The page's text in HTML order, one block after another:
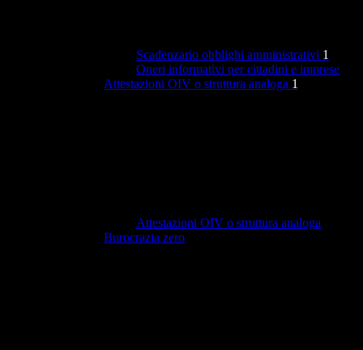
Scadenzario obblighi amministrativi 1
Oneri informativi per cittadini e imprese
Attestazioni OIV o struttura analoga 1
Attestazioni OIV o struttura analoga
Burocrazia zero